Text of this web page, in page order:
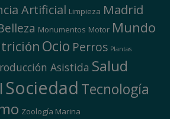
Artificial Limpieza Madrid
Monumentos Motor Mundo
Ocio Perros Plantas
Asistida Salud
Sociedad Tecnología
Zoología Marina